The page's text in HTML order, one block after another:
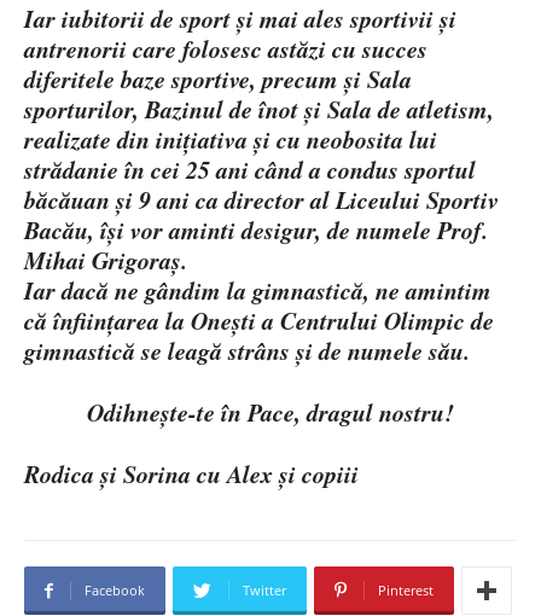
Iar iubitorii de sport și mai ales sportivii și
antrenorii care folosesc astăzi cu succes
diferitele baze sportive, precum și Sala
sporturilor, Bazinul de înot și Sala de atletism,
realizate din inițiativa și cu neobosita lui
strădanie în cei 25 ani când a condus sportul
băcăuan și 9 ani ca director al Liceului Sportiv
Bacău, își vor aminti desigur, de numele Prof.
Mihai Grigoraș.
Iar dacă ne gândim la gimnastică, ne amintim
că înființarea la Onești a Centrului Olimpic de
gimnastică se leagă strâns și de numele său.
Odihnește-te în Pace, dragul nostru!
Rodica și Sorina cu Alex și copiii
Facebook Twitter Pinterest